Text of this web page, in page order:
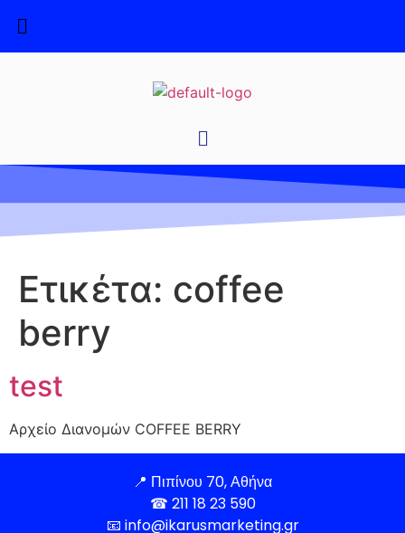
Ετικέτα: coffee
berry
test
Αρχείο Διανομών COFFEE BERRY
📍 Πιπίνου 70, Αθήνα
☎ 211 18 23 590
📧 info@ikarusmarketing.gr